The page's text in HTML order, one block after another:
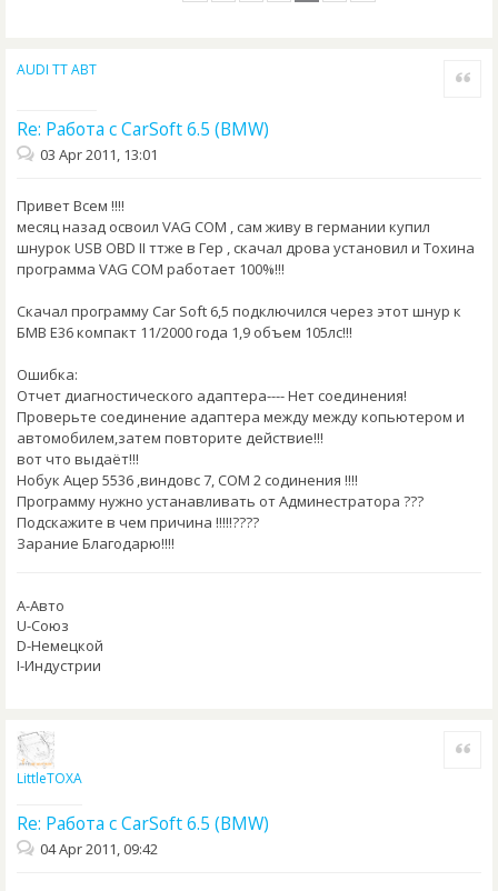
AUDI TT ABT
Re: Работа с CarSoft 6.5 (BMW)
Quote
03 Apr 2011, 13:01
Привет Всем !!!!
месяц назад освоил VAG COM , сам живу в германии купил
шнурок USB OBD II ттже в Гер , скачал дрова установил и Тохина
программа VAG COM работает 100%!!!
Скачал программу Car Soft 6,5 подключился через этот шнур к
БМВ Е36 компакт 11/2000 года 1,9 объем 105лс!!!
Ошибка:
Отчет диагностического адаптера---- Нет соединения!
Проверьте соединение адаптера между между копьютером и
автомобилем,затем повторите действие!!!
вот что выдаёт!!!
Нобук Ацер 5536 ,виндовс 7, СОМ 2 содинения !!!!
Программу нужно устанавливать от Админестратора ???
Подскажите в чем причина !!!!!????
Зарание Благодарю!!!!
A-Авто
U-Союз
D-Немецкой
I-Индустрии
LittleTOXA
Re: Работа с CarSoft 6.5 (BMW)
Quote
04 Apr 2011, 09:42